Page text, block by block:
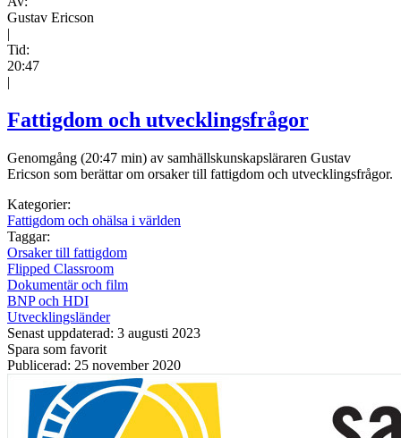
Gustav Ericson
|
Tid:
20:47
|
Fattigdom och utvecklingsfrågor
Genomgång (20:47 min) av samhällskunskapsläraren Gustav
Ericson som berättar om orsaker till fattigdom och utvecklingsfrågor.
Kategorier:
Fattigdom och ohälsa i världen
Taggar:
Orsaker till fattigdom
Flipped Classroom
Dokumentär och film
BNP och HDI
Utvecklingsländer
Senast uppdaterad: 3 augusti 2023
Spara som favorit
Publicerad: 25 november 2020